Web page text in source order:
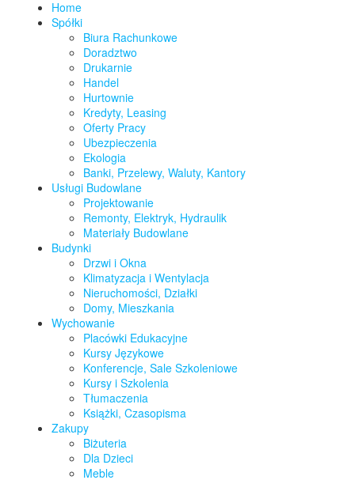
Home
Spółki
Biura Rachunkowe
Doradztwo
Drukarnie
Handel
Hurtownie
Kredyty, Leasing
Oferty Pracy
Ubezpieczenia
Ekologia
Banki, Przelewy, Waluty, Kantory
Usługi Budowlane
Projektowanie
Remonty, Elektryk, Hydraulik
Materiały Budowlane
Budynki
Drzwi i Okna
Klimatyzacja i Wentylacja
Nieruchomości, Działki
Domy, Mieszkania
Wychowanie
Placówki Edukacyjne
Kursy Językowe
Konferencje, Sale Szkoleniowe
Kursy i Szkolenia
Tłumaczenia
Książki, Czasopisma
Zakupy
Biżuteria
Dla Dzieci
Meble